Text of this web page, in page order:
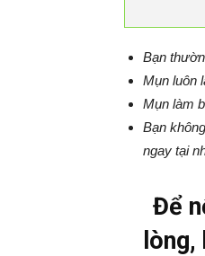
Bạn
Mụn luôn
Mụn làm
Bạn
ngay tại
Để